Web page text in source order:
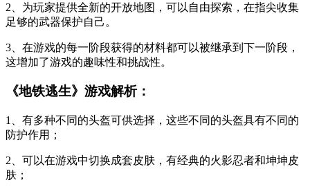
2、为玩家提供全新的开放地图，可以自由探索，在指尖收集
足够的武器保护自己。
3、在游戏的每一阶段获得的材料都可以被继承到下一阶段，
这增加了游戏的趣味性和挑战性。
《地铁逃生》游戏解析：
1、有多种不同的头盔可供选择，这些不同的头盔具有不同的
防护作用；
2、可以在游戏中切换成套皮肤，有经典的火影忍者和坤坤皮
肤；